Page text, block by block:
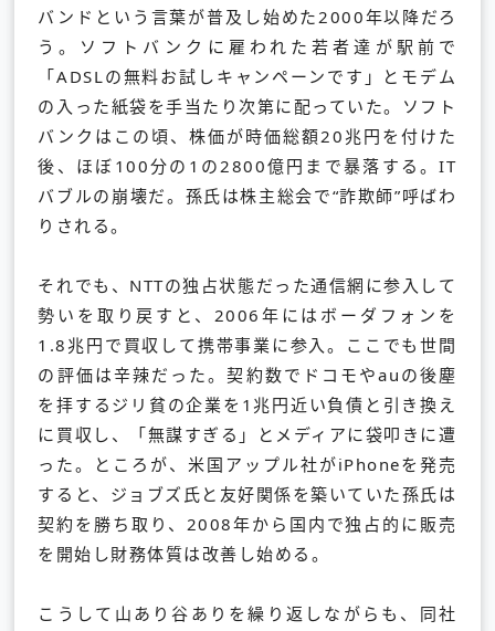
バンドという言葉が普及し始めた2000年以降だろ
う。ソフトバンクに雇われた若者達が駅前で
「ADSLの無料お試しキャンペーンです」とモデム
の入った紙袋を手当たり次第に配っていた。ソフト
バンクはこの頃、株価が時価総額20兆円を付けた
後、ほぼ100分の1の2800億円まで暴落する。IT
バブルの崩壊だ。孫氏は株主総会で“詐欺師”呼ばわ
りされる。
それでも、NTTの独占状態だった通信網に参入して
勢いを取り戻すと、2006年にはボーダフォンを
1.8兆円で買収して携帯事業に参入。ここでも世間
の評価は辛辣だった。契約数でドコモやauの後塵
を拝するジリ貧の企業を1兆円近い負債と引き換え
に買収し、「無謀すぎる」とメディアに袋叩きに遭
った。ところが、米国アップル社がiPhoneを発売
すると、ジョブズ氏と友好関係を築いていた孫氏は
契約を勝ち取り、2008年から国内で独占的に販売
を開始し財務体質は改善し始める。
こうして山あり谷ありを繰り返しながらも、同社